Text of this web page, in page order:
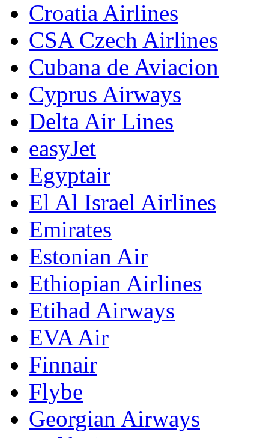
Croatia Airlines
CSA Czech Airlines
Cubana de Aviacion
Cyprus Airways
Delta Air Lines
easyJet
Egyptair
El Al Israel Airlines
Emirates
Estonian Air
Ethiopian Airlines
Etihad Airways
EVA Air
Finnair
Flybe
Georgian Airways